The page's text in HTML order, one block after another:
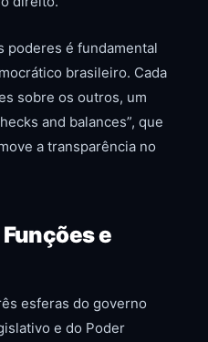
poderes é fundamental
brasileiro. Cada
sobre os outros, um
and balances”, que
a transparência no
e
esferas do governo
e do Poder